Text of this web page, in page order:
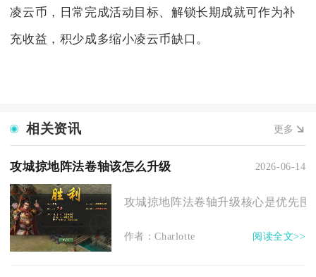
凌云币，日常完成活动目标、解锁长期成就可作为补
充收益，积少成多缩小凌云币缺口。
相关资讯 更多
攻城掠地阵法卷轴该怎么升级 2026-06-14
攻城掠地阵法卷轴升级核心是优先
作者：Charlotte 阅读全文>>